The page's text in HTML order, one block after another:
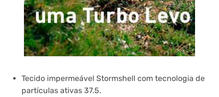
Tecido impermeável Stormshell com tecnologia de
partículas ativas 37.5.